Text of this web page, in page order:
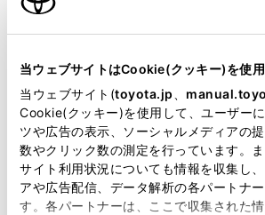
当ウェブサイトはCookie(クッキー)を使用
当ウェブサイト(toyota.jp
Cookie(クッキー)を使用して、ユーザー
ツや広告の表示、ソーシャルメディアの
数やクリック数の測定を行っています。
サイト利用状況についても情報を収集し
アや広告配信、データ解析の各パートナ
す。各パートナーは、ここで収集された
市区町村名
必須 丁目番地